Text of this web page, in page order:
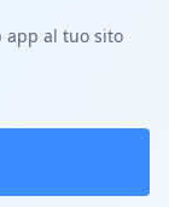
app al tuo sito